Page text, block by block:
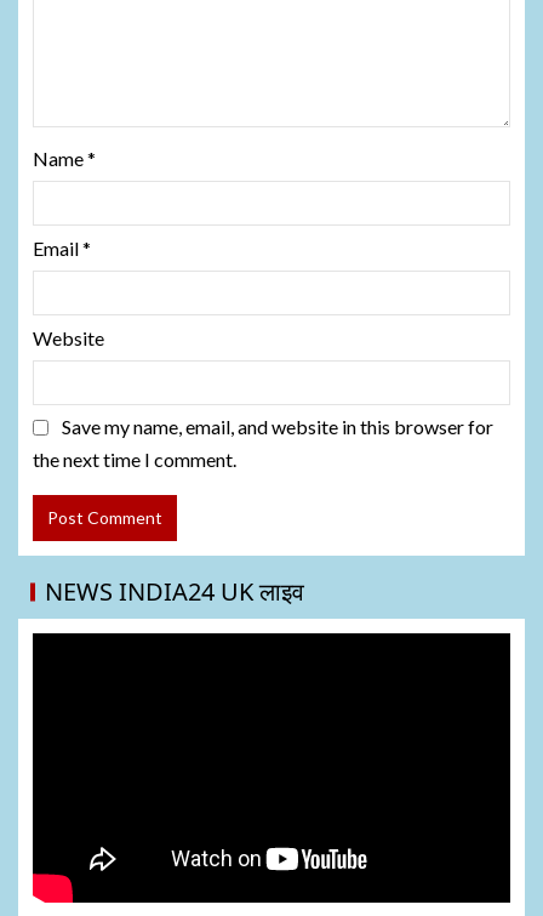
Name*
Email*
Website
Save my name, email, and website in this browser for
the next time I comment.
NEWS INDIA24 UK लाइव